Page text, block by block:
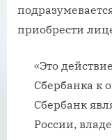
приобрести
«Это
Сбербанка к
Сбербанк
России,